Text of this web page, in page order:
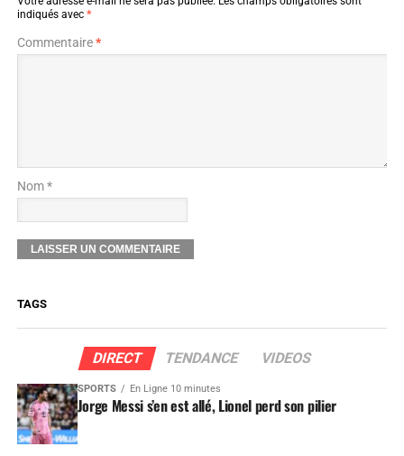
indiqués avec *
Commentaire*
Nom *
TAGS
DIRECT TENDANCE VIDEOS
SPORTS En Ligne 10 minutes
Jorge Messi s’en est allé, Lionel perd son pilier